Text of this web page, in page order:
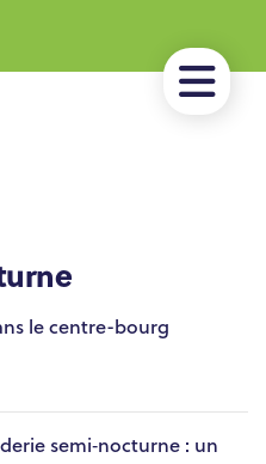
sur-Ancre ● Dans le centre-bourg
semi‑nocturne : un